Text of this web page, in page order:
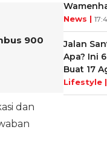
900
dan
News |
Jalan
Apa? Ini
Buat 17
Lifestyle |